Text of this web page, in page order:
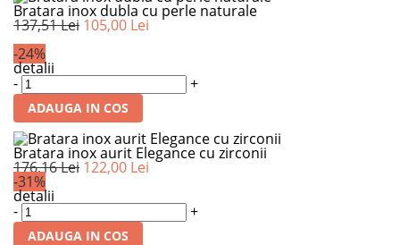
Bratara inox dubla cu perle naturale
137,51 Lei 105,00 Lei
-24%
detalii
- +
ADAUGA IN COS
Bratara inox aurit Elegance cu zirconii
176,16 Lei 122,00 Lei
-31%
detalii
- +
ADAUGA IN COS